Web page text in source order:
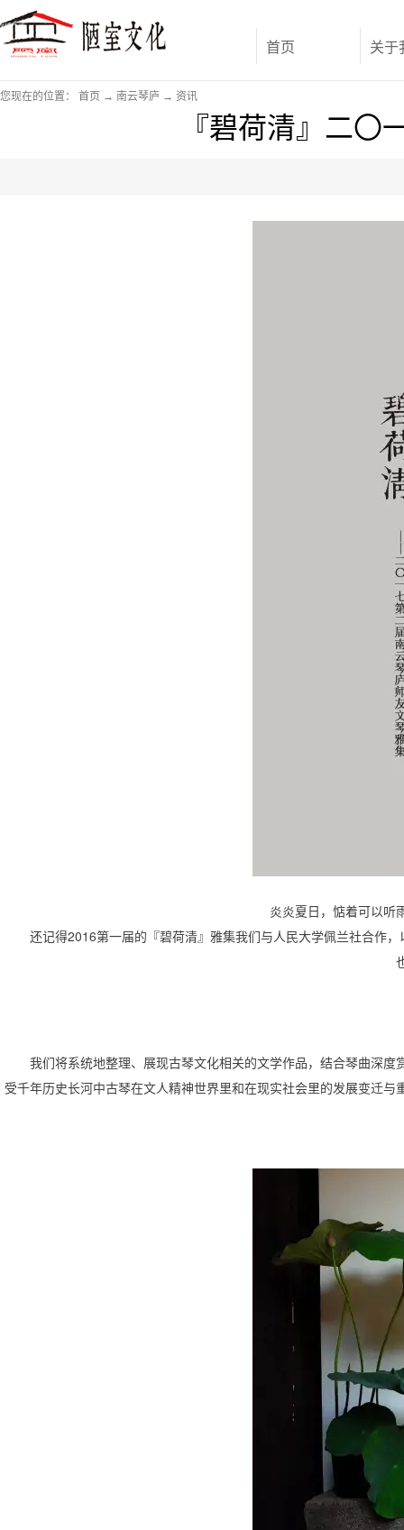
首页 关于
您现在的位置： 首页 → 南云琴庐 → 资讯
『碧荷清』二
炎炎夏日，惦着可以听
还记得2016第一届的『碧荷清』雅集我们与人民大学佩兰社合作
我们将系统地整理、展现古琴文化相关的文学作品，结合琴曲深
受千年历史长河中古琴在文人精神世界里和在现实社会里的发展变迁